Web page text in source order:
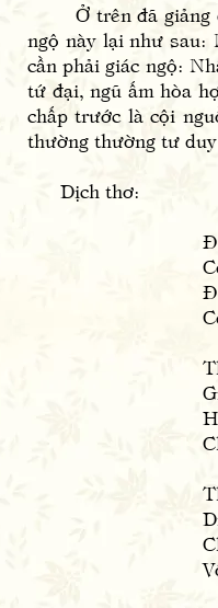
Ở trên đã giảng
ngộ này lại như sau:
cần phải giác ngộ:
tứ đại, ngũ ấm hòa
chấp trước là cội
thường thường tư
Dịch thơ: